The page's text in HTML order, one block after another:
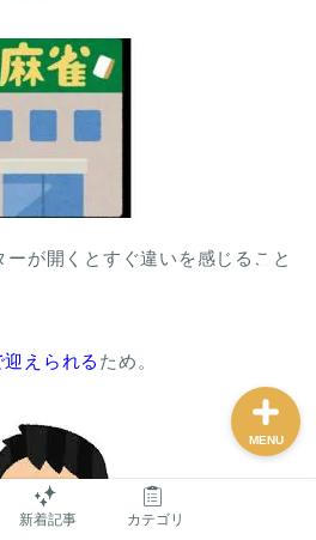
ーが開くとすぐ違いを感じること
えられる ため。
新着記事 カテゴリ
MENU
グッズ研究所のサイ